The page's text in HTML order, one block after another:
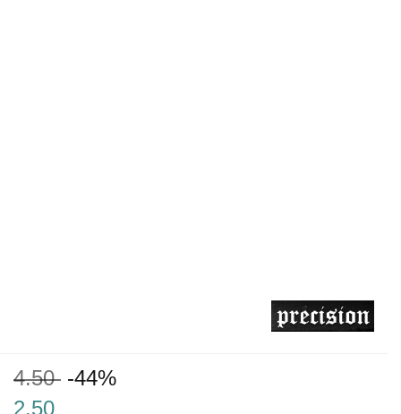
4.50 -44%
2.50